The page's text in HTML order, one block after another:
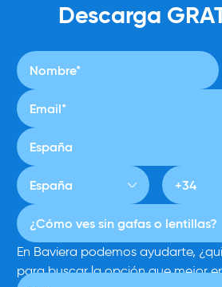
Descarga
En Baviera podemos ayudarte,
para buscar la opción que mejor